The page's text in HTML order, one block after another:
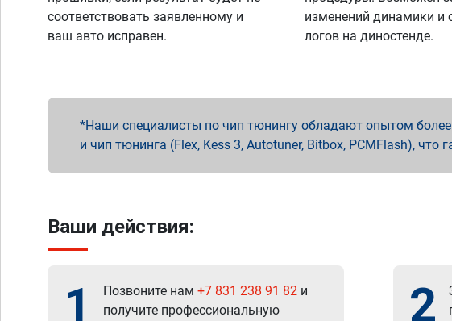
соответствовать заявленному и
ваш авто исправен.
изменений динамики и
логов на диностенде.
Наши специалисты по чип тюнингу обладают опытом
и чип тюнинга (Flex, Kess 3, Autotuner, Bitbox, PCMFlash), что
Ваши действия:
1 Позвоните нам +7 831 238 91 82 и
получите профессиональную
2